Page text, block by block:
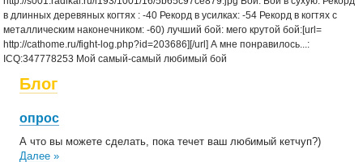
в длинных деревяных когтях : -40 Рекорд в усилках: -54 Рекорд в когтях с
металлическим наконечником: -60) лучший бой: мего крутой бой:[url=
http://cathome.ru/fight-log.php?id=203686][/url] А мне понравилось...:
ICQ:347778253 Мой самый-самый любимый бой
Блог
опрос
А что вы можете сделать, пока течет ваш любимый кетчуп?)
Далее »